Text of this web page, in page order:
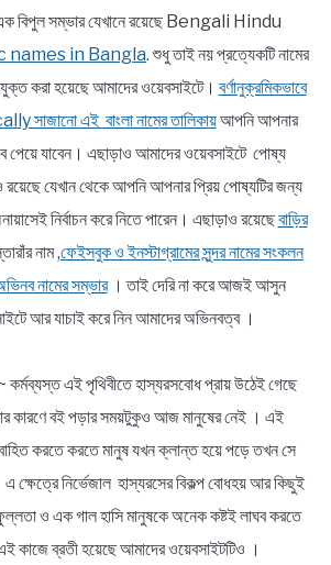
এক বিপুল সম্ভার যেখানে রয়েছে Bengali Hindu
names in Bangla. শুধু তাই নয় প্রত্যেকটি নামের
করা হয়েছে আমাদের ওয়েবসাইটে। বর্ণানুক্রমিকভাবে
এই বাংলা নামের তালিকায়আপনি আপনার
পেয়ে যাবেন। এছাড়াও আমাদের ওয়েবসাইটে পোষ্য
রয়েছে যেখান থেকে আপনি আপনার প্রিয় পোষ্যটির জন্য
নির্বাচন করে নিতে পারেন। এছাড়াও রয়েছেবাড়ির
নাম ,ফেইসবুক ও ইনস্টাগ্রামের সুন্দর নামের সংকলন
নামের সম্ভার। তাই দেরি না করে আজই আসুন
আর যাচাই করে নিন আমাদের অভিনবত্ব ।
কর্মব্যস্ত এই পৃথিবীতে হাস্যরসবোধ প্রায় উঠেই গেছে
কারণে বই পড়ার সময়টুকুও আজ মানুষের নেই । এই
করতে করতে মানুষ যখন ক্লান্ত হয়ে পড়ে তখন সে
ক্ষেত্রে নির্ভেজাল হাস্যরসের বিকল্প বোধহয় আর কিছুই
ও এক গাল হাসি মানুষকে অনেক কষ্টই লাঘব করতে
কাজে ব্রতী হয়েছে আমাদের ওয়েবসাইটটিও ।